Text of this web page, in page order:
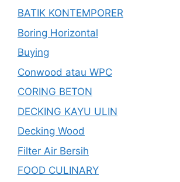
BATIK KONTEMPORER
Boring Horizontal
Buying
Conwood atau WPC
CORING BETON
DECKING KAYU ULIN
Decking Wood
Filter Air Bersih
FOOD CULINARY